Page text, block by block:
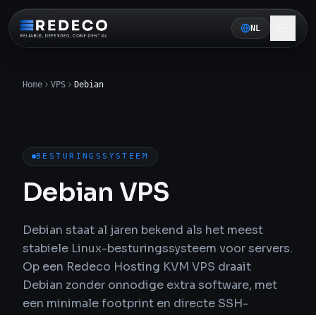
NL
Home VPS Debian
BESTURINGSSYSTEEM
Debian VPS
Debian staat al jaren bekend als het meest
stabiele Linux-besturingssysteem voor servers.
Op een Redeco Hosting KVM VPS draait
Debian zonder onnodige extra software, met
een minimale footprint en directe SSH-